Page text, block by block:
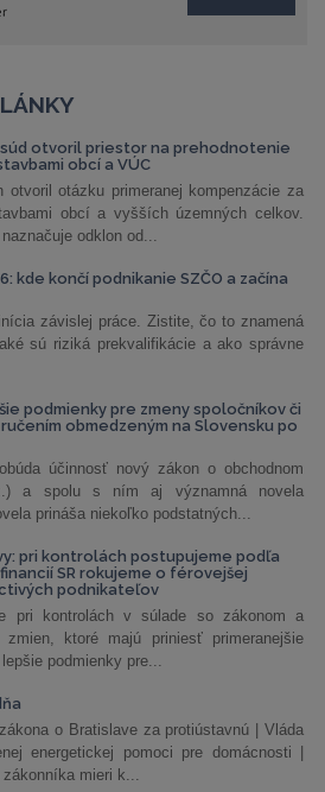
súd otvoril priestor na prehodnotenie
obcí a VÚC
otvoril otázku primeranej kompenzácie za
obcí a vyšších územných celkov.
odklon od...
kde končí podnikanie SZČO a začína
závislej práce. Zistite, čo to znamená
sú riziká prekvalifikácie a ako správne
podmienky pre zmeny spoločníkov či
obmedzeným na Slovensku po
účinnosť nový zákon o obchodnom
a spolu s ním aj významná novela
prináša niekoľko podstatných...
pri kontrolách postupujeme podľa
SR rokujeme o férovejšej
podnikateľov
pri kontrolách v súlade so zákonom a
zmien, ktoré majú priniesť primeranejšie
podmienky pre...
o Bratislave za protiústavnú | Vláda
energetickej pomoci pre domácnosti |
mieri k...